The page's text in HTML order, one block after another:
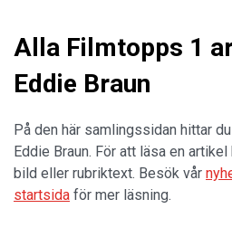
Alla Filmtopps 1
Eddie Braun
På den här samlingssidan hittar
Eddie Braun. För att läsa en
bild eller rubriktext. Besök vår
startsida för mer läsning.